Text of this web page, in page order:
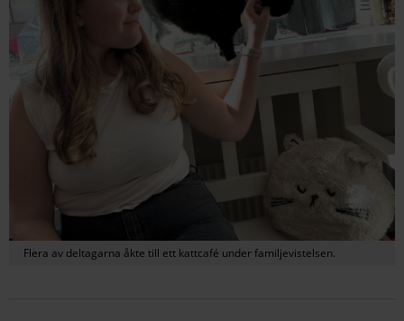
Flera av deltagarna åkte till ett kattcafé under familjevistelsen.